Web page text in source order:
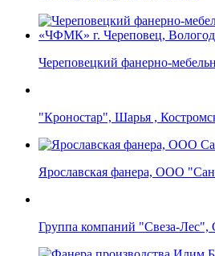
Череповецкий фанерно-
"Кроностар", Шарья ,
Ярославская фанера, ООО
Группа компаний "Свеза-Лес",